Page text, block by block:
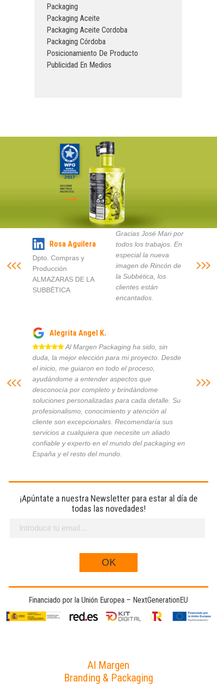
Packaging
Packaging Aceite
Packaging Aceite Cordoba
Packaging Córdoba
Posicionamiento De Producto
Publicidad En Medios
DESCUBRE
NUESTROS
PROYECTOS
Rosa Aguilera
Dpto. Compras y
Producción
ALMAZARAS DE LA
SUBBÉTICA
Gracias José Mari por
todos los trabajos. En
especial la nueva
imagen de Rincón de
la Subbética, los
clientes están
encantados.
Alegrita Angel K.
Al Margen Packaging ha sido, sin
duda, la mejor elección para mi proyecto. Desde
el inicio, me guiaron en todo el proceso,
ayudándome a entender aspectos que
desconocía por completo y brindándome
soluciones personalizadas para cada detalle. Su
profesionalismo, conocimiento y atención al
cliente son excepcionales. Recomendaría sus
servicios a cualquiera que necesite un aliado
confiable y experto en el mundo del packaging en
España y el resto del mundo.
¡Apúntate a nuestra Newsletter para estar al día de
todas las novedades!
Financiado por la Unión Europea – NextGenerationEU
Al Margen
Branding & Packaging